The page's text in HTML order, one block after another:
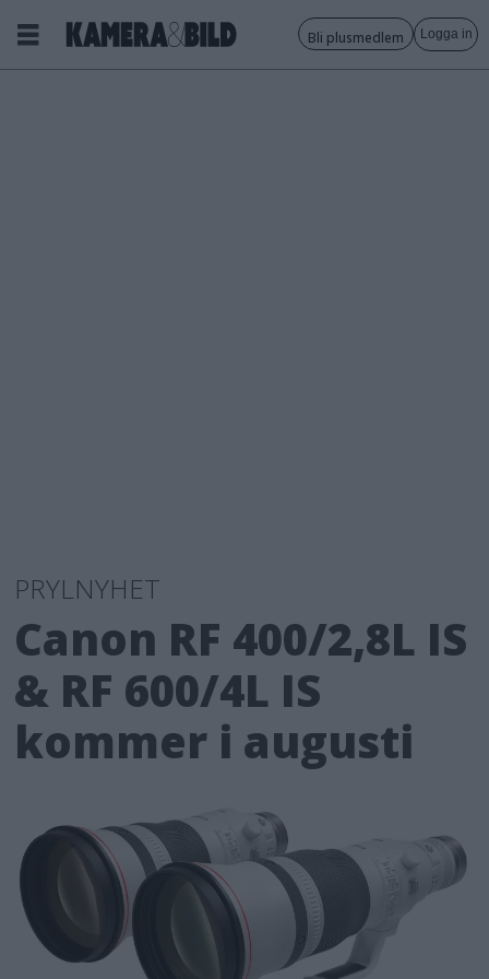
Bli plusmedlem Logga in
PRYLNYHET
Canon RF 400/2,8L IS
& RF 600/4L IS
kommer i augusti